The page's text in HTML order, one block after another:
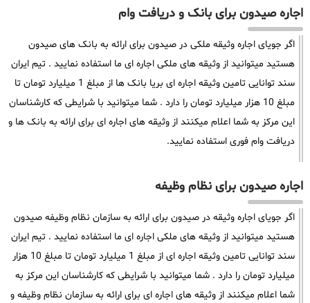
اجاره صیدون برای بانک و دریافت وام
اگر جویای اجاره وثیقه ملکی در صیدون برای ارائه به بانک های صیدون
هستید میتوانید از وثیقه های ملکی اجاره ای ما استفاده نمایید . تیم ایران
سند توانایی تامین وثیقه اجاره ای بریا بانک ها از مبلغ 1 میلیارد تومان تا
مبلغ 10 هزار میلیارد تومان را دارد . شما میتوانید با شرایطی که کارشناسان
این مرکز به شما اعلام میکنند از وثیقه های اجاره ای برای ارائه به بانک ها و
دریافت وام فوری استفاده نمایید.
اجاره صیدون برای نظام وظیفه
اگر جویای اجاره وثیقه در صیدون برای ارائه به سازمان نظام وظیفه صیدون
هستید میتوانید از وثیقه های ملکی اجاره ای ما استفاده نمایید . تیم ایران
سند توانایی تامین وثیقه اجاره ای از مبلغ 1 میلیارد تومان تا مبلغ 10 هزار
میلیارد تومان را دارد . شما میتوانید با شرایطی که کارشناسان این مرکز به
شما اعلام میکنند از وثیقه های اجاره ای برای ارائه به سازمان نظام وظیفه و